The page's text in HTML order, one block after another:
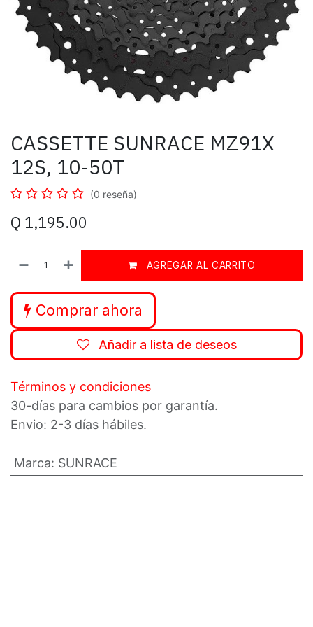
CASSETTE SUNRACE MZ91X
12S, 10-50T
(0 reseña)
Q 1,195.00
AGREGAR AL CARRITO
Comprar ahora
Añadir a lista de deseos
Términos y condiciones
30-días para cambios por garantía.
Envio: 2-3 días hábiles.
Marca: SUNRACE